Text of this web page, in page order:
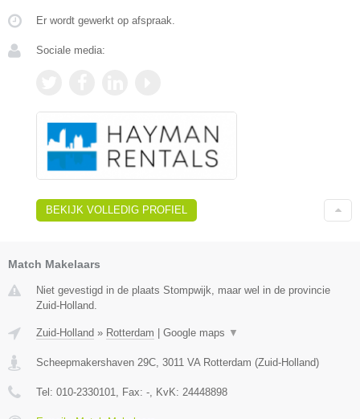
Er wordt gewerkt op afspraak.
Sociale media:
BEKIJK VOLLEDIG PROFIEL
Match Makelaars
Niet gevestigd in de plaats Stompwijk, maar wel in de provincie
Zuid-Holland.
Zuid-Holland » Rotterdam Google maps ▼
Scheepmakershaven 29C, 3011 VA Rotterdam (Zuid-Holland)
Tel: 010-2330101, Fax: -, KvK: 24448898